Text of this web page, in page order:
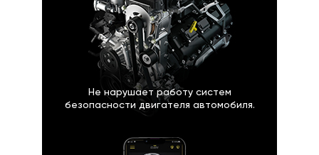
Не нарушает работу систем
безопасности двигателя автомобиля.